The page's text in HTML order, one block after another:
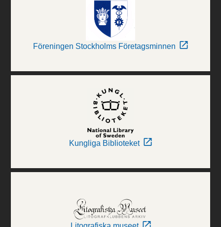
Föreningen Stockholms Företagsminnen
Kungliga Biblioteket